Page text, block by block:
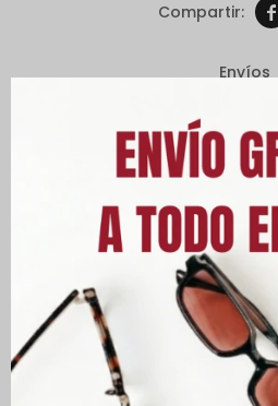

Envíos
Cambios y
Medios de